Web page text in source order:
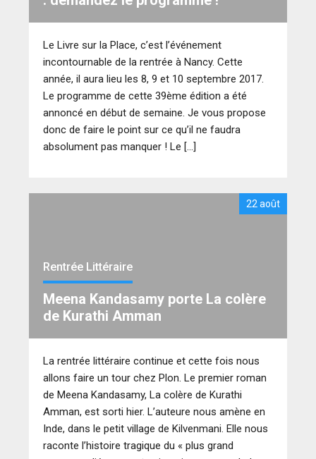
Le Livre sur la Place, c’est l’événement
incontournable de la rentrée à Nancy. Cette
année, il aura lieu les 8, 9 et 10 septembre 2017.
Le programme de cette 39ème édition a été
annoncé en début de semaine. Je vous propose
donc de faire le point sur ce qu’il ne faudra
absolument pas manquer ! Le […]
22 août
Rentrée Littéraire
Meena Kandasamy porte La colère
de Kurathi Amman
La rentrée littéraire continue et cette fois nous
allons faire un tour chez Plon. Le premier roman
de Meena Kandasamy, La colère de Kurathi
Amman, est sorti hier. L’auteure nous amène en
Inde, dans le petit village de Kilvenmani. Elle nous
raconte l’histoire tragique du « plus grand